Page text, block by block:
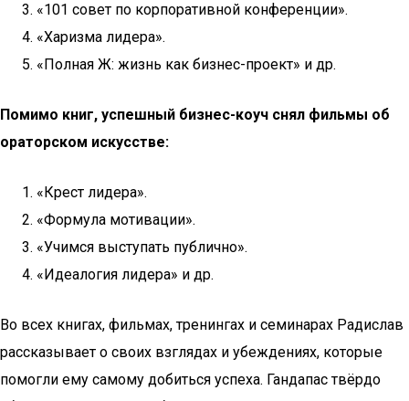
«101 совет по корпоративной конференции».
«Харизма лидера».
«Полная Ж: жизнь как бизнес-проект» и др.
Помимо книг, успешный бизнес-коуч снял фильмы об
ораторском искусстве:
«Крест лидера».
«Формула мотивации».
«Учимся выступать публично».
«Идеалогия лидера» и др.
Во всех книгах, фильмах, тренингах и семинарах Радислав
рассказывает о своих взглядах и убеждениях, которые
помогли ему самому добиться успеха. Гандапас твёрдо